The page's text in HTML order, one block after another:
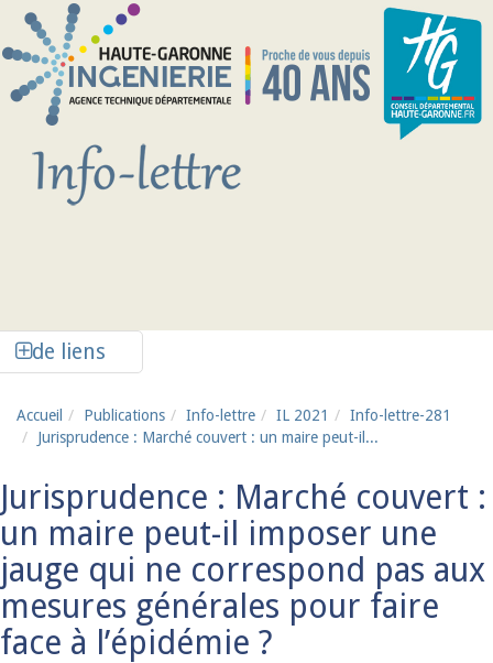
Aller au contenu principal
de liens
Accueil Publications Info-lettre IL 2021
Info-lettre-281
Jurisprudence : Marché couvert : un maire peut-il...
Jurisprudence : Marché couvert :
un maire peut-il imposer une
jauge qui ne correspond pas aux
mesures générales pour faire
face à l’épidémie ?